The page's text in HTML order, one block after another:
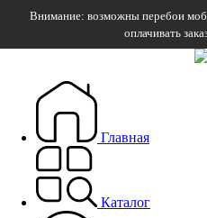
Внимание: возможны перебои
оплачивать
Главная
Каталог